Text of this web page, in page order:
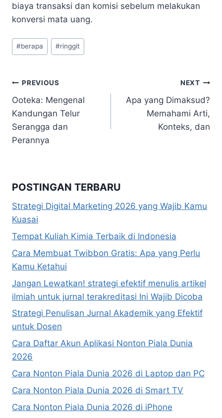
biaya transaksi dan komisi sebelum melakukan
konversi mata uang.
Post
Tags:
#berapa #ringgit
Navigasi
pos
PREVIOUS
Ooteka: Mengenal
Kandungan Telur
Serangga dan
Perannya
NEXT
Apa yang Dimaksud?
Memahami Arti,
Konteks, dan
POSTINGAN TERBARU
Strategi Digital Marketing 2026 yang Wajib Kamu
Kuasai
Tempat Kuliah Kimia Terbaik di Indonesia
Cara Membuat Twibbon Gratis: Apa yang Perlu
Kamu Ketahui
Jangan Lewatkan! strategi efektif menulis artikel
ilmiah untuk jurnal terakreditasi Ini Wajib Dicoba
Strategi Penulisan Jurnal Akademik yang Efektif
untuk Dosen
Cara Daftar Akun Aplikasi Nonton Piala Dunia
2026
Cara Nonton Piala Dunia 2026 di Laptop dan PC
Cara Nonton Piala Dunia 2026 di Smart TV
Cara Nonton Piala Dunia 2026 di iPhone